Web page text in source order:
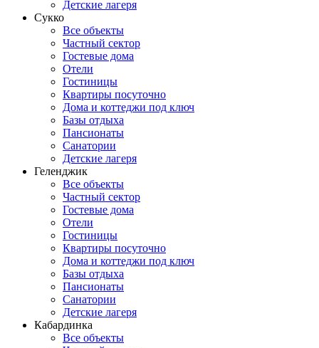
Детские лагеря
Сукко
Все объекты
Частный сектор
Гостевые дома
Отели
Гостиницы
Квартиры посуточно
Дома и коттеджи под ключ
Базы отдыха
Пансионаты
Санатории
Детские лагеря
Геленджик
Все объекты
Частный сектор
Гостевые дома
Отели
Гостиницы
Квартиры посуточно
Дома и коттеджи под ключ
Базы отдыха
Пансионаты
Санатории
Детские лагеря
Кабардинка
Все объекты